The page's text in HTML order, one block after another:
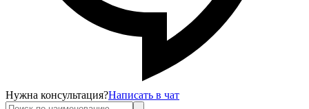
Нужна консультация?Написать в чат